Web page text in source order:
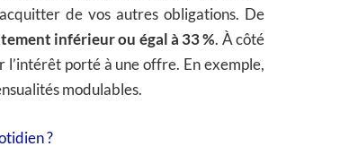
de vos autres obligations. De
inférieur ou égal à 33 %. À côté
porté à une offre. En exemple,
modulables.
?